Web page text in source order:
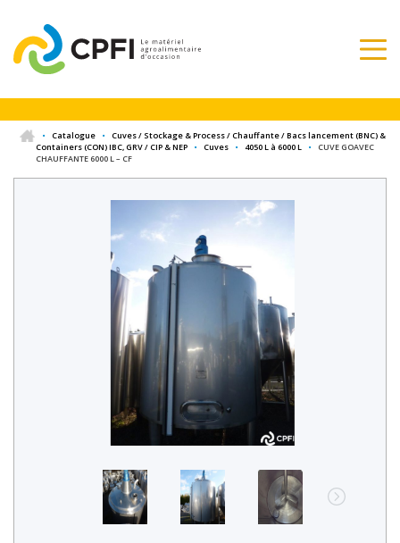
• Catalogue •
Cuves / Stockage & Process / Chauffante / Bacs lancement (BNC) &
Containers (CON) IBC, GRV / CIP & NEP
• Cuves • 4050 L à 6000 L •
CUVE GOAVEC
CHAUFFANTE 6000 L – CF